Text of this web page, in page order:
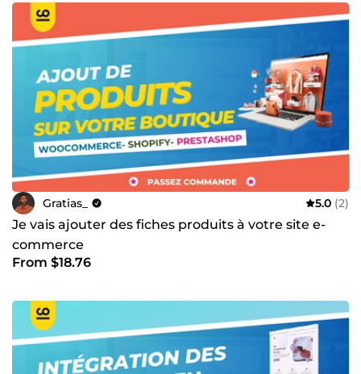
Gratias_ 5.0 (2)
Je vais ajouter des fiches produits à votre site e-
commerce
From $18.76